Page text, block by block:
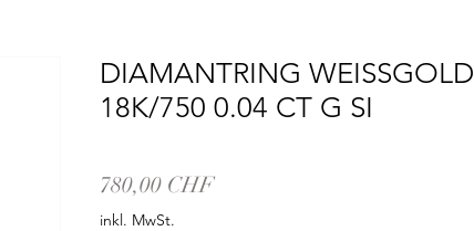
DIAMANTRING WEISSGOLD
18K/750 0.04 CT G SI
780,00 CHFPreis
inkl. MwSt.